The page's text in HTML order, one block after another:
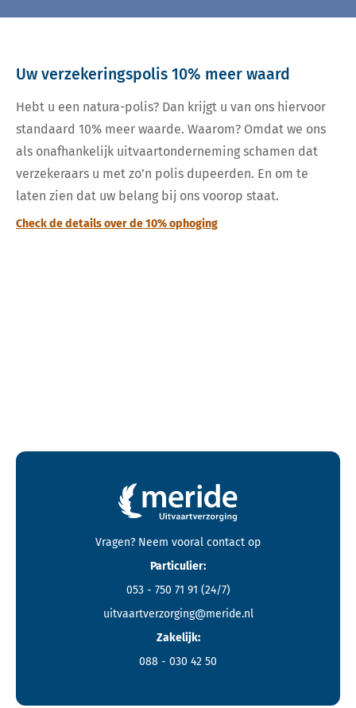
Uw verzekeringspolis 10% meer waard
Hebt u een natura-polis? Dan krijgt u van ons hiervoor
standaard 10% meer waarde. Waarom? Omdat we ons
als onafhankelijk uitvaartonderneming schamen dat
verzekeraars u met zo’n polis dupeerden. En om te
laten zien dat uw belang bij ons voorop staat.
Check de details over de 10% ophoging
Contactgegevens en footer menu van Meride
Vragen? Neem vooral contact op
Particulier:
053 - 750 71 91 (24/7)
uitvaartverzorging@meride.nl
Zakelijk:
088 - 030 42 50